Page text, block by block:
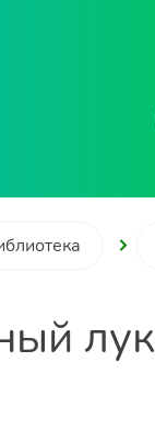
лук